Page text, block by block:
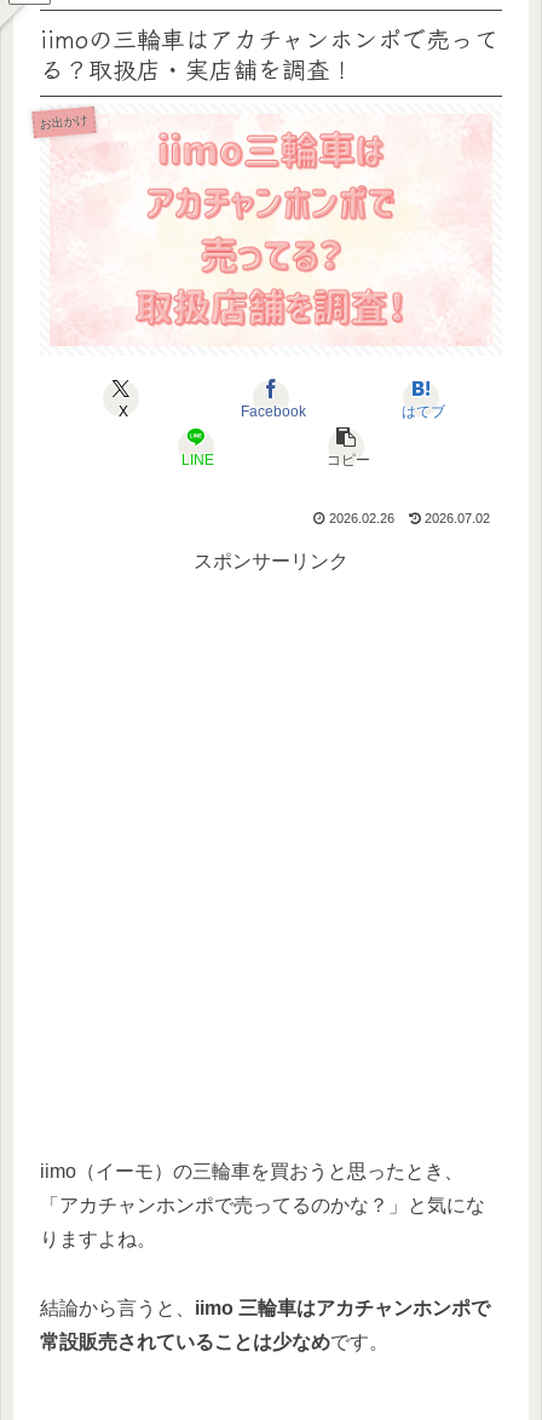
iimoの三輪車はアカチャンホンポで売って
る？取扱店・実店舗を調査！
お出かけ
X Facebook はてブ
LINE コピー
2026.02.26 2026.07.02
スポンサーリンク
iimo（イーモ）の三輪車を買おうと思ったとき、
「アカチャンホンポで売ってるのかな？」と気にな
りますよね。
結論から言うと、 iimo 三輪車はアカチャンホンポで
常設販売されていることは少なめです。